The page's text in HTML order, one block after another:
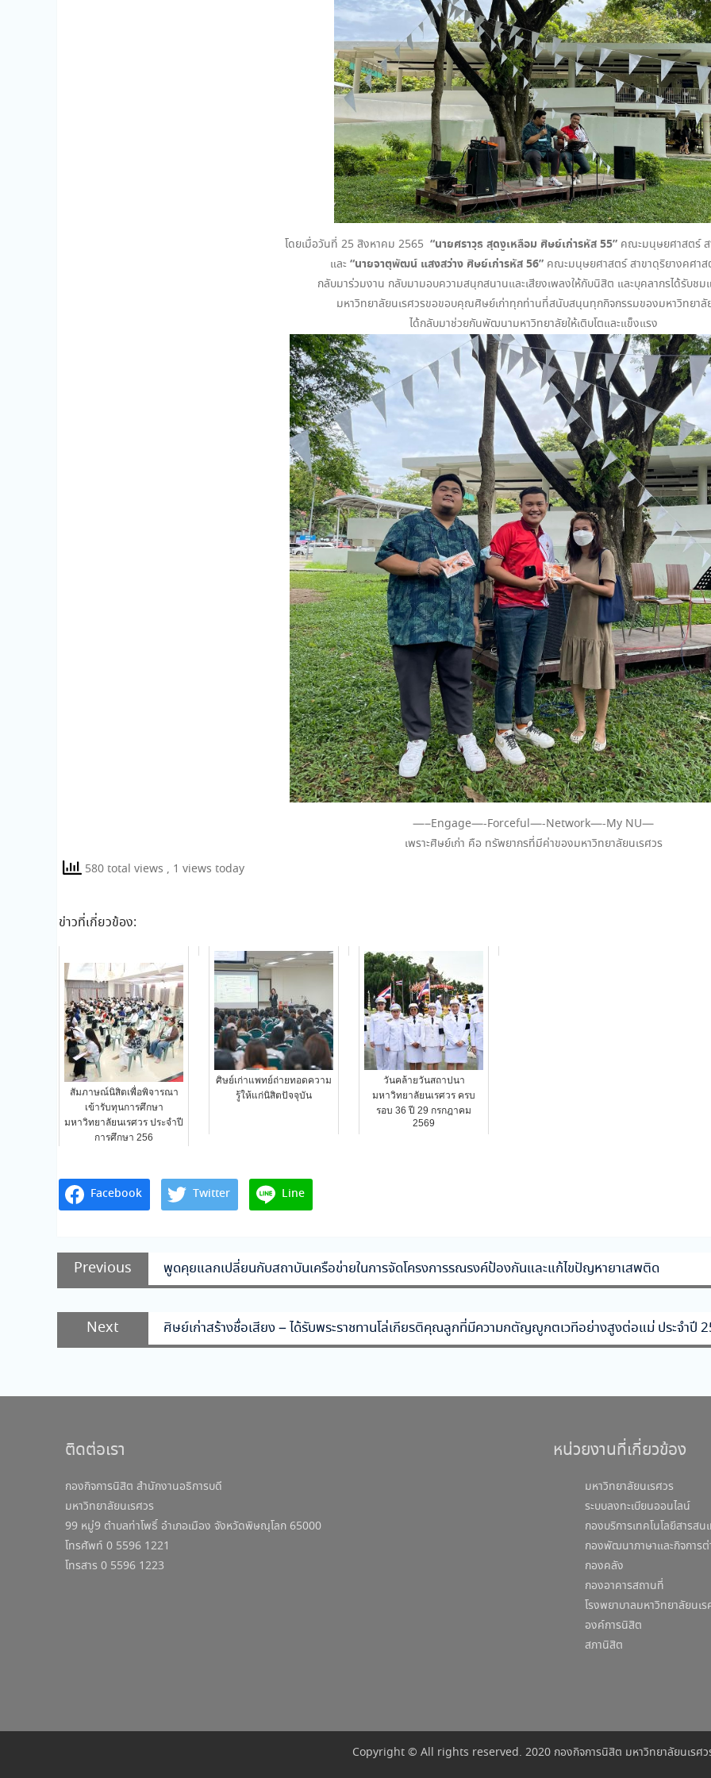
โดยเมื่อวันที่ 25 สิงหาคม 2565 “นายศราวุธ สุดงูเหลือม ศิษย์เก่ารหัส 55”คณะมนุษยศาสตร์ ส
และ “นายจาตุพัฒน์ แสงสว่าง ศิษย์เก่ารหัส 56”คณะมนุษยศาสตร์ สาขาดุริยางคศาส
กลับมาร่วมงาน กลับมามอบความสนุกสนานและเสียงเพลงให้กับนิสิต และบุคลากรได้รับชม
มหาวิทยาลัยนเรศวรขอขอบคุณศิษย์เก่าทุกท่านที่สนับสนุนทุกกิจกรรมของมหาวิทยาลั
ได้กลับมาช่วยกันพัฒนามหาวิทยาลัยให้เติบโตและแข็งแรง
—–Engage—-Forceful—-Network—-My NU—
เพราะศิษย์เก่า คือ ทรัพยากรที่มีค่าของมหาวิทยาลัยนเรศวร
580 total views , 1 views today
ข่าวที่เกี่ยวข้อง:
สัมภาษณ์นิสิตเพื่อพิจารณา
เข้ารับทุนการศึกษา
มหาวิทยาลัยนเรศวร ประจำปี
การศึกษา 256
ศิษย์เก่าแพทย์ถ่ายทอดความ
รู้ให้แก่นิสิตปัจจุบัน
วันคล้ายวันสถาปนา
มหาวิทยาลัยนเรศวร ครบ
รอบ 36 ปี 29 กรกฎาคม
2569
Facebook Twitter Line
แนะแนว
เรื่อง
Previous
Previous
post:
พูดคุยแลกเปลี่ยนกับสถาบันเครือข่ายในการจัดโครงการรณรงค์ป้องกันและแก้ไขปัญหายาเสพติด
Next
Next
post:
ศิษย์เก่าสร้างชื่อเสียง – ได้รับพระราชทานโล่เกียรติคุณลูกที่มีความกตัญญูกตเวทีอย่างสูงต่อแม่ ประจำปี
ติดต่อเรา
กองกิจการนิสิต สำนักงานอธิการบดี
มหาวิทยาลัยนเรศวร
99 หมู่9 ตำบลท่าโพธิ์ อำเภอเมือง จังหวัดพิษณุโลก 65000
โทรศัพท์ 0 5596 1221
โทรสาร 0 5596 1223
หน่วยงานที่เกี่ยวข้อง
มหาวิทยาลัยนเรศวร
ระบบลงทะเบียนออนไลน์
กองบริการเทคโนโลยีสารสน
กองพัฒนาภาษาและกิจการต่
กองคลัง
กองอาคารสถานที่
โรงพยาบาลมหาวิทยาลัยนเร
องค์การนิสิต
สภานิสิต
Copyright © All rights reserved. 2020 กองกิจการนิสิต มหาวิทยาลัยนเรศว